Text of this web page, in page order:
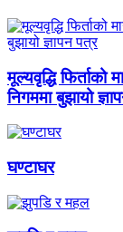
मूल्यवृद्धि
निगममा बुझायो
घण्टाघर